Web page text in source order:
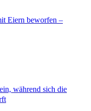
Eiern beworfen –
während sich die